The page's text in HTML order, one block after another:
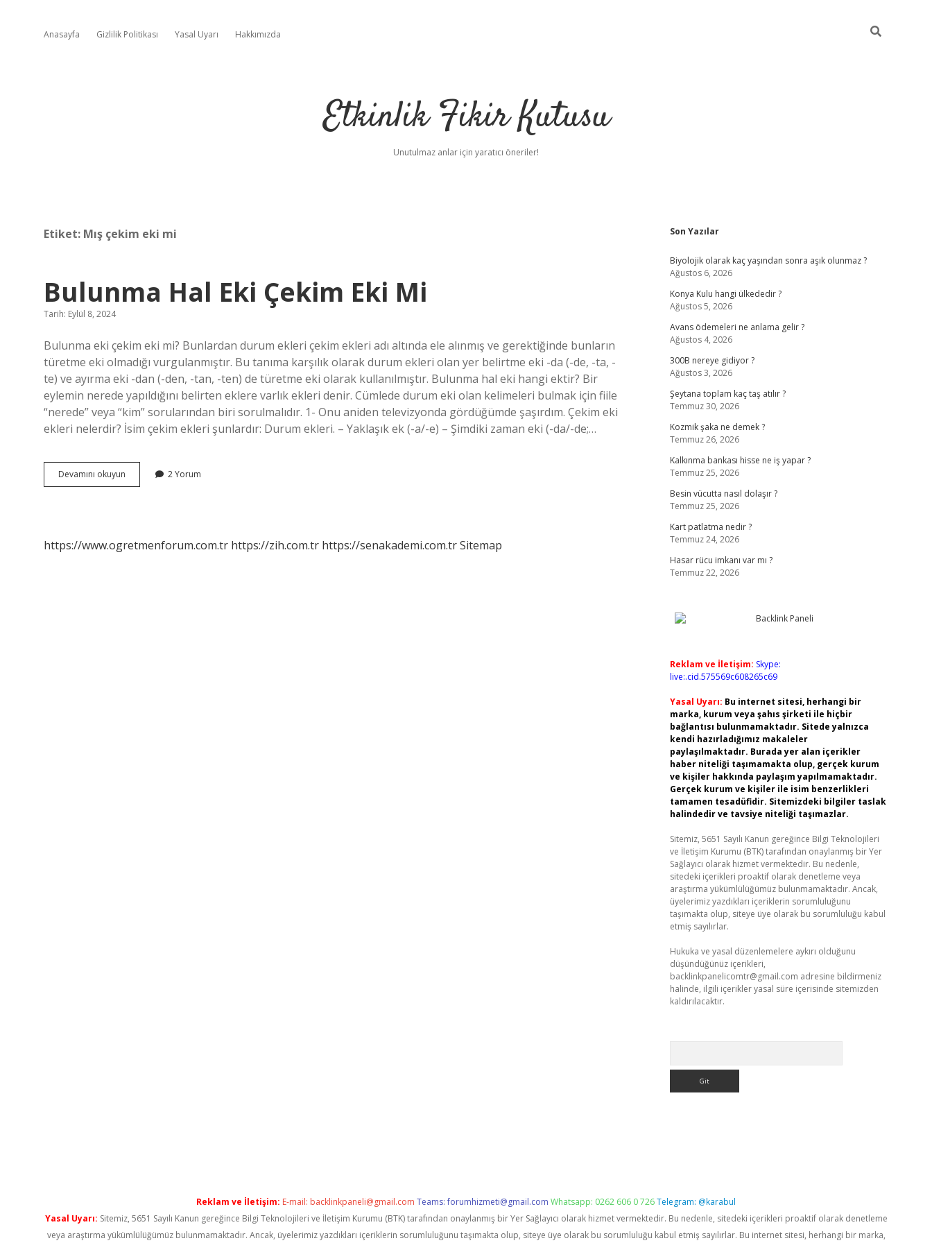
Anasayfa Gizlilik Politikası Yasal Uyarı Hakkımızda
Etkinlik Fikir Kutusu
Unutulmaz anlar için yaratıcı öneriler!
Etiket: Mış çekim eki mi
Bulunma Hal Eki Çekim Eki Mi
Tarih: Eylül 8, 2024
Bulunma eki çekim eki mi? Bunlardan durum ekleri çekim ekleri adı altında ele alınmış ve gerektiğinde bunların
türetme eki olmadığı vurgulanmıştır. Bu tanıma karşılık olarak durum ekleri olan yer belirtme eki -da (-de, -ta, -
te) ve ayırma eki -dan (-den, -tan, -ten) de türetme eki olarak kullanılmıştır. Bulunma hal eki hangi ektir? Bir
eylemin nerede yapıldığını belirten eklere varlık ekleri denir. Cümlede durum eki olan kelimeleri bulmak için fiile
“nerede” veya “kim” sorularından biri sorulmalıdır. 1- Onu aniden televizyonda gördüğümde şaşırdım. Çekim eki
ekleri nelerdir? İsim çekim ekleri şunlardır: Durum ekleri. – Yaklaşık ek (-a/-e) – Şimdiki zaman eki (-da/-de;…
Devamını okuyun Bulunma
Hal
2 Yorum
https://www.ogretmenforum.com.tr https://zih.com.tr https://senakademi.com.trSitemap
Sidebar
Son Yazılar
Biyolojik olarak kaç yaşından sonra aşık olunmaz ?
Ağustos 6, 2026
Konya Kulu hangi ülkededir ?
Ağustos 5, 2026
Avans ödemeleri ne anlama gelir ?
Ağustos 4, 2026
300B nereye gidiyor ?
Ağustos 3, 2026
Şeytana toplam kaç taş atılır ?
Temmuz 30, 2026
Kozmik şaka ne demek ?
Temmuz 26, 2026
Kalkınma bankası hisse ne iş yapar ?
Temmuz 25, 2026
Besin vücutta nasıl dolaşır ?
Temmuz 25, 2026
Kart patlatma nedir ?
Temmuz 24, 2026
Hasar rücu imkanı var mı ?
Temmuz 22, 2026
Reklam ve İletişim: Skype:
live:.cid.575569c608265c69
Yasal Uyarı: Bu internet sitesi, herhangi bir
marka, kurum veya şahıs şirketi ile hiçbir
bağlantısı bulunmamaktadır. Sitede yalnızca
kendi hazırladığımız makaleler
paylaşılmaktadır. Burada yer alan içerikler
haber niteliği taşımamakta olup, gerçek kurum
ve kişiler hakkında paylaşım yapılmamaktadır.
Gerçek kurum ve kişiler ile isim benzerlikleri
tamamen tesadüfidir. Sitemizdeki bilgiler taslak
halindedir ve tavsiye niteliği taşımazlar.
Sitemiz, 5651 Sayılı Kanun gereğince Bilgi Teknolojileri
ve İletişim Kurumu (BTK) tarafından onaylanmış bir Yer
Sağlayıcı olarak hizmet vermektedir. Bu nedenle,
sitedeki içerikleri proaktif olarak denetleme veya
araştırma yükümlülüğümüz bulunmamaktadır. Ancak,
üyelerimiz yazdıkları içeriklerin sorumluluğunu
taşımakta olup, siteye üye olarak bu sorumluluğu kabul
etmiş sayılırlar.
Hukuka ve yasal düzenlemelere aykırı olduğunu
düşündüğünüz içerikleri,
backlinkpanelicomtr@gmail.com adresine bildirmeniz
halinde, ilgili içerikler yasal süre içerisinde sitemizden
kaldırılacaktır.
Reklam ve İletişim: E-mail: backlinkpaneli@gmail.com Teams:forumhizmeti@gmail.com Whatsapp: 0262 606 0 726Telegram: @karabul
Yasal Uyarı: Sitemiz, 5651 Sayılı Kanun gereğince Bilgi Teknolojileri ve İletişim Kurumu (BTK) tarafından onaylanmış bir Yer Sağlayıcı olarak hizmet vermektedir. Bu nedenle, sitedeki içerikleri proaktif olarak denetleme
veya araştırma yükümlülüğümüz bulunmamaktadır. Ancak, üyelerimiz yazdıkları içeriklerin sorumluluğunu taşımakta olup, siteye üye olarak bu sorumluluğu kabul etmiş sayılırlar. Bu internet sitesi, herhangi bir marka,